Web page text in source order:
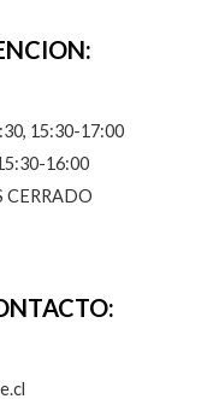
15:30-17:00
16:00